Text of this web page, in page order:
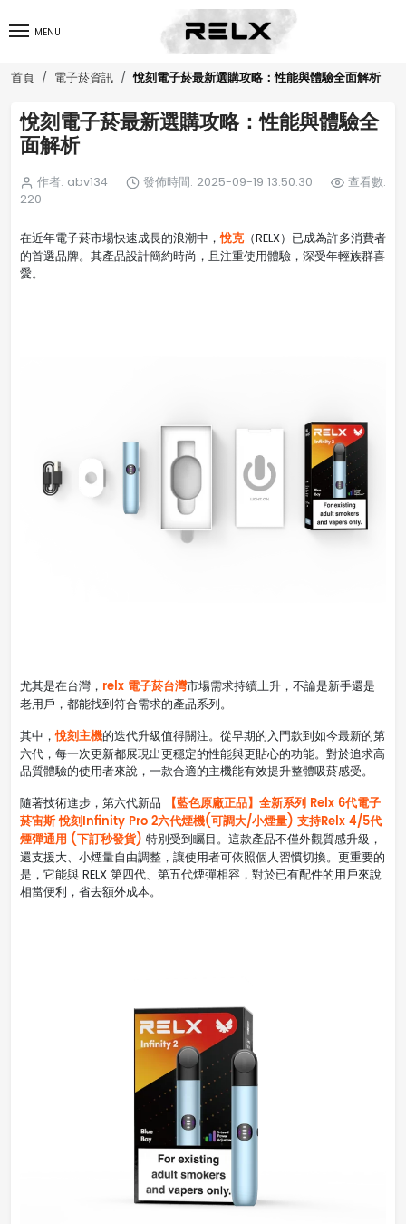
MENU
首頁 電子菸資訊 悅刻電子菸最新選購攻略：性能與體驗全面解析
悅刻電子菸最新選購攻略：性能與體驗全
面解析
作者: abv134 發佈時間: 2025-09-19 13:50:30
查看數:
220
在近年電子菸市場快速成長的浪潮中，悅克（RELX）已成為許多消費者
的首選品牌。其產品設計簡約時尚，且注重使用體驗，深受年輕族群喜
愛。
尤其是在台灣， relx 電子菸台灣市場需求持續上升，不論是新手還是
老用戶，都能找到符合需求的產品系列。
其中，悅刻主機的迭代升級值得關注。從早期的入門款到如今最新的第
六代，每一次更新都展現出更穩定的性能與更貼心的功能。對於追求高
品質體驗的使用者來說，一款合適的主機能有效提升整體吸菸感受。
隨著技術進步，第六代新品
【藍色原廠正品】全新系列 Relx 6代電子
菸宙斯 悅刻Infinity Pro 2六代煙機(可調大/小煙量) 支持Relx 4/5代
煙彈通用 (下訂秒發貨) 特別受到矚目。這款產品不僅外觀質感升級，
還支援大、小煙量自由調整，讓使用者可依照個人習慣切換。更重要的
是，它能與 RELX 第四代、第五代煙彈相容，對於已有配件的用戶來說
相當便利，省去額外成本。